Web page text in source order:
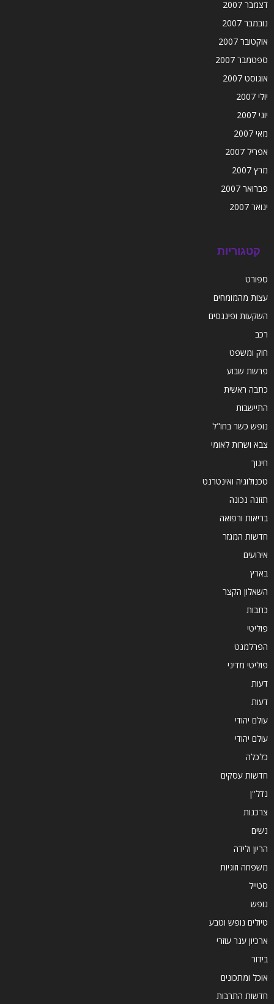
דצמבר 2007
נובמבר 2007
אוקטובר 2007
ספטמבר 2007
אוגוסט 2007
יולי 2007
יוני 2007
מאי 2007
אפריל 2007
מרץ 2007
פברואר 2007
ינואר 2007
קטגוריות
ספורט
עצות מהמומחים
השקעות ופיננסים
רכב
חוק ומשפט
פרשת שבוע
כתבה ראשית
התיישבות
נופש כשר בחו"ל
צבא ושרות לאומי
חינוך
טכנולוגיה ואינטרנט
תזונה נכונה
בריאות ורפואה
חדשות המגזר
אירועים
בארץ
השאלון הקצר
כתבות
פוליטי
הפרלמנט
פוליטי מדיני
דעות
דעות
עולם יהודי
עולם יהודי
כלכלה
חדשות עסקים
נדל''ן
צרכנות
נשים
הריון ולידה
משפחה וזוגיות
סטייל
נופש
טיולים נופש וטבע
ארכיון ענר עוזרי
בידור
אוכל ומתכונים
חדשות התרבות